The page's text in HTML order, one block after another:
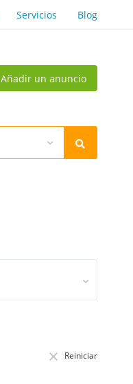
Servicios Blog
Añadir un anuncio
Reiniciar